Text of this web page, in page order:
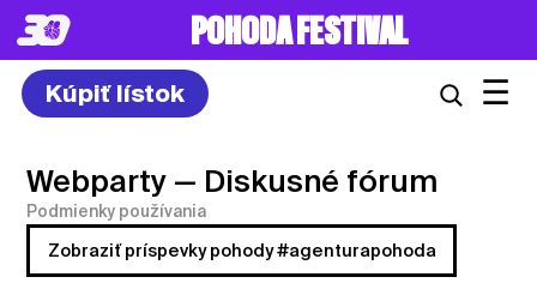
POHODA FESTIVAL
Kúpiť lístok ☰
Webparty — Diskusné fórum
Podmienky používania
Zobraziť príspevky pohody #agenturapohoda